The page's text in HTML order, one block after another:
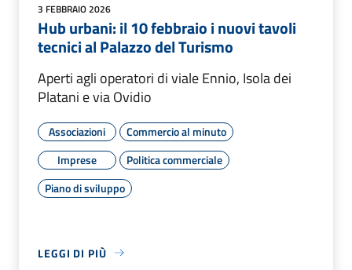
3 FEBBRAIO 2026
Hub urbani: il 10 febbraio i nuovi tavoli
tecnici al Palazzo del Turismo
Aperti agli operatori di viale Ennio, Isola dei
Platani e via Ovidio
Associazioni
Commercio al minuto
Imprese
Politica commerciale
Piano di sviluppo
LEGGI DI PIÙ